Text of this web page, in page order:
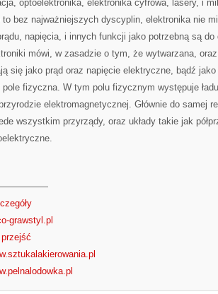
optoelektronika, elektronika cyfrowa, lasery, i
bez najważniejszych dyscyplin, elektronika nie
napięcia, i innych funkcji jako potrzebną są do
mówi, w zasadzie o tym, że wytwarzana,
się jako prąd oraz napięcie elektryczne, bądź
pole fizyczna. W tym polu fizycznym występuje
elektromagnetycznej. Głównie do samej
wszystkim przyrządy, oraz układy takie jak
grawstyl.pl